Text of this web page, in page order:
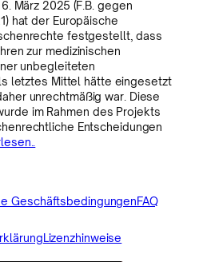
März 2025 (F.B. gegen
hat der Europäische
festgestellt, dass
zur medizinischen
unbegleiteten
letztes Mittel hätte eingesetzt
unrechtmäßig war. Diese
im Rahmen des Projekts
Entscheidungen
GeschäftsbedingungenFAQ
Lizenzhinweise